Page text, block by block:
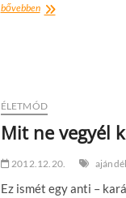
bővebbenÍgy
ÉLETMÓD
Mit ne vegyél
2012.12.20.
Ez ismét egy anti –